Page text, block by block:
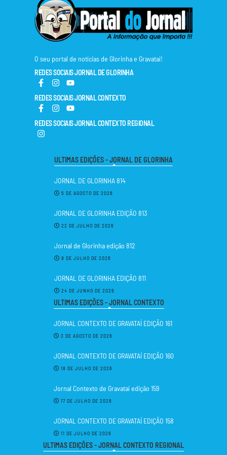
O seu portal de notícias de Glorinha e Gravataí!
REDES SOCIAIS JORNAL DE GLORINHA
REDES SOCIAIS JORNAL CONTEXTO
REDES SOCIAIS JORNAL CONTEXTO REGIONAL
ULTIMAS EDIÇÕES - JORNAL DE GLORINHA
JORNAL DE GLORINHA 814
5 DE AGOSTO DE 2026
JORNAL DE GLORINHA EDIÇÃO 813
22 DE JULHO DE 2026
Jornal de Glorinha edição 812
8 DE JULHO DE 2026
JORNAL DE GLORINHA EDIÇÃO 811
24 DE JUNHO DE 2026
ULTIMAS EDIÇÕES - JORNAL CONTEXTO
JORNAL CONTEXTO DE GRAVATAÍ EDIÇÃO 161
3 DE AGOSTO DE 2026
JORNAL CONTEXTO DE GRAVATAÍ EDIÇÃO 160
18 DE JULHO DE 2026
Jornal Contexto de Gravataí edição 159
17 DE JULHO DE 2026
JORNAL CONTEXTO DE GRAVATAÍ EDIÇÃO 158
11 DE JULHO DE 2026
ULTIMAS EDIÇÕES - JORNAL CONTEXTO REGIONAL